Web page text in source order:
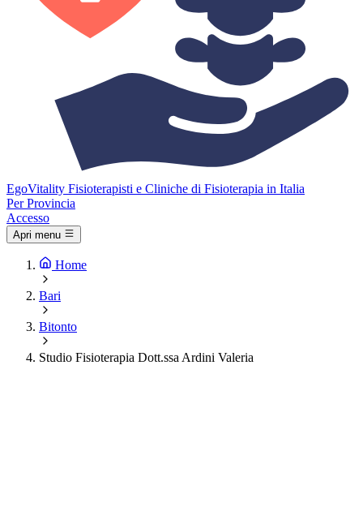
EgoVitality Fisioterapisti e Cliniche di Fisioterapia in Italia
Per Provincia
Accesso
Apri menu
Home
Bari
Bitonto
Studio Fisioterapia Dott.ssa Ardini Valeria